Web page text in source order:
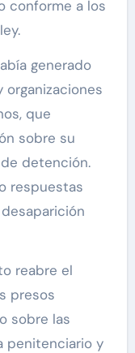
conforme a los
generado
que
sobre su
detención.
respuestas
reabre el
presos
sobre las
penitenciario y